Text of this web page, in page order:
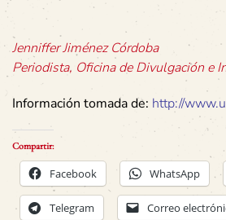
Jenniffer Jiménez Córdoba
Periodista, Oficina de Divulgación e
Información tomada de: http://
Compartir:
Facebook WhatsApp
Telegram Correo